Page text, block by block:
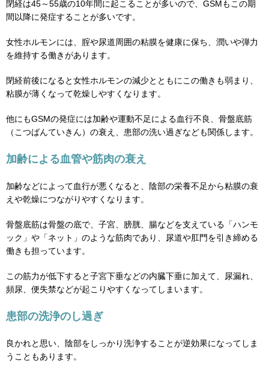
閉経は45～55歳の10年間に起こることが多いので、GSMもこの期
間以降に発症することが多いです。
女性ホルモンには、腟や尿道周囲の粘膜を健康に保ち、潤いや弾力
を維持する働きがあります。
閉経前後になると女性ホルモンの減少とともにこの働きも弱まり、
粘膜が薄くなって乾燥しやすくなります。
他にもGSMの発症には加齢や運動不足による血行不良、骨盤底筋
（こつばんていきん）の衰え、患部の洗い過ぎなども関係します。
加齢による血管や筋肉の衰え
加齢などによって血行が悪くなると、陰部の栄養不足から粘膜の衰
えや乾燥につながりやすくなります。
骨盤底筋は骨盤の底で、子宮、膀胱、腸などを支えている「ハンモ
ック」や「ネット」のような筋肉であり、尿道や肛門を引き締める
働きも担っています。
この筋力が低下すると子宮下垂などの内臓下垂に加えて、尿漏れ、
頻尿、便失禁などが起こりやすくなってしまいます。
患部の洗浄のし過ぎ
良かれと思い、陰部をしっかり洗浄することが逆効果になってしま
うこともあります。